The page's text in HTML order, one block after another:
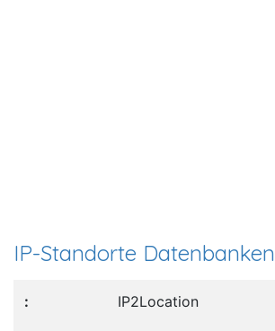
IP-Standorte Datenbanken
IP2Location